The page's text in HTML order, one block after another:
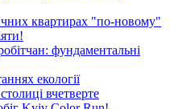
квартирах "по-новому"
фундаментальні
екології
вчетверте